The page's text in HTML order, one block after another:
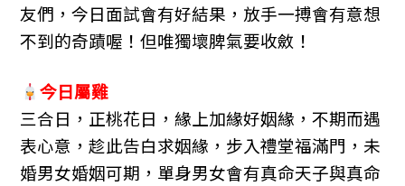
友們，今日面試會有好結果，放手一搏會有意想
不到的奇蹟喔！但唯獨壞脾氣要收斂！
今日屬雞
三合日，正桃花日，緣上加緣好姻緣，不期而遇
表心意，趁此告白求姻緣，步入禮堂福滿門，未
婚男女婚姻可期，單身男女會有真命天子與真命